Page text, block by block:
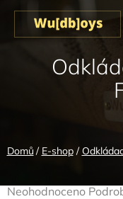
Přejít
obsah
Domů / E-shop /
Průměrné
Neohodnoceno